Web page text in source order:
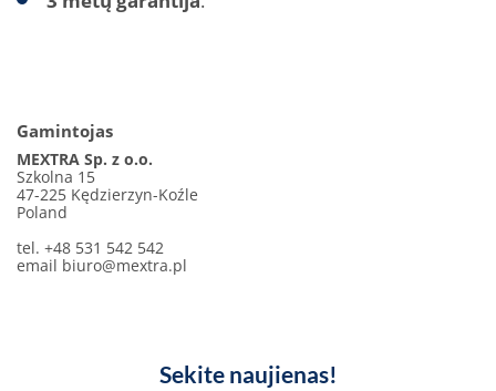
Gamintojas
MEXTRA Sp. z o.o.
Szkolna 15
47-225 Kędzierzyn-Koźle
Poland
tel. +48 531 542 542
email biuro@mextra.pl
Sekite naujienas!